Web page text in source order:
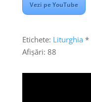
Vezi pe YouTube
Etichete: Liturghia *
Afișări: 88